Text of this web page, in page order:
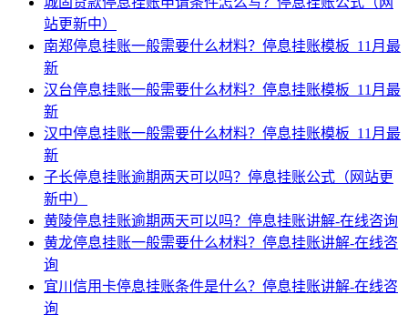
站更新中）
南郑停息挂账一般需要什么材料？停息挂账模板_11月最
新
汉台停息挂账一般需要什么材料？停息挂账模板_11月最
新
汉中停息挂账一般需要什么材料？停息挂账模板_11月最
新
子长停息挂账逾期两天可以吗？停息挂账公式（网站更
新中）
黄陵停息挂账逾期两天可以吗？停息挂账讲解-在线咨询
黄龙停息挂账一般需要什么材料？停息挂账讲解-在线咨
询
宜川信用卡停息挂账条件是什么？停息挂账讲解-在线咨
询